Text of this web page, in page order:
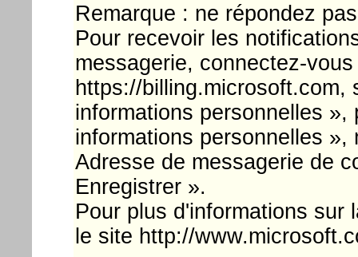
Remarque : ne répondez
Pour recevoir les
messagerie, connectez-
https://billing.microsoft.com,
informations personnelles
informations personnelles
Adresse de messagerie de
Enregistrer ».
Pour plus d'informations sur
le site http://